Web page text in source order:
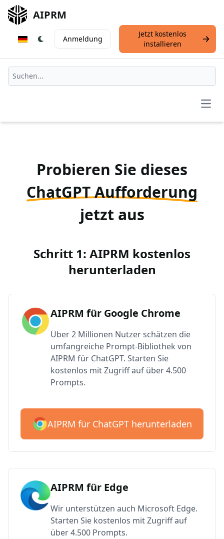
AIPRM
Anmeldung
Jetzt kostenlos
installieren
Probieren Sie dieses
ChatGPT Aufforderung
jetzt aus
Schritt 1: AIPRM kostenlos
herunterladen
AIPRM für Google Chrome
Über 2 Millionen Nutzer schätzen die
umfangreiche Prompt-Bibliothek von
AIPRM für ChatGPT. Starten Sie
kostenlos mit Zugriff auf über 4.500
Prompts.
AIPRM für ChatGPT herunterladen
AIPRM für Edge
Wir unterstützen auch Microsoft Edge.
Starten Sie kostenlos mit Zugriff auf
über 4.500 Prompts.